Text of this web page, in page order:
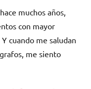
muchos años,
con mayor
cuando me saludan
me siento